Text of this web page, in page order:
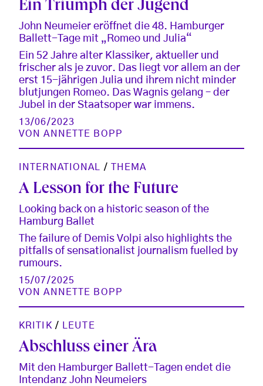
Ein Triumph der Jugend
John Neumeier eröffnet die 48. Hamburger
Ballett-Tage mit „Romeo und Julia“
Ein 52 Jahre alter Klassiker, aktueller und
frischer als je zuvor. Das liegt vor allem an der
erst 15-jährigen Julia und ihrem nicht minder
blutjungen Romeo. Das Wagnis gelang – der
Jubel in der Staatsoper war immens.
13/06/2023
VONANNETTE BOPP
INTERNATIONAL / THEMA
A Lesson for the Future
Looking back on a historic season of the
Hamburg Ballet
The failure of Demis Volpi also highlights the
pitfalls of sensationalist journalism fuelled by
rumours.
15/07/2025
VONANNETTE BOPP
KRITIK / LEUTE
Abschluss einer Ära
Mit den Hamburger Ballett-Tagen endet die
Intendanz John Neumeiers